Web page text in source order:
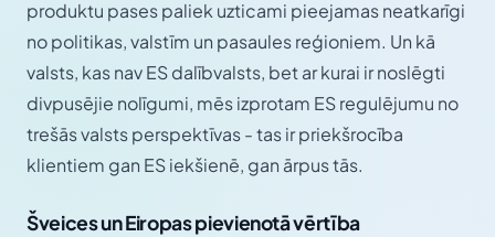
produktu pases paliek uzticami pieejamas neatkarīgi
no politikas, valstīm un pasaules reģioniem. Un kā
valsts, kas nav ES dalībvalsts, bet ar kurai ir noslēgti
divpusējie nolīgumi, mēs izprotam ES regulējumu no
trešās valsts perspektīvas - tas ir priekšrocība
klientiem gan ES iekšienē, gan ārpus tās.
Šveices un Eiropas pievienotā vērtība